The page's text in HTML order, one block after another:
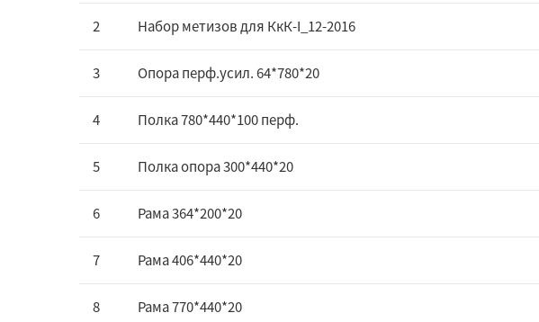
2 Набор метизов для КкК-I_12-2016
3 Опора перф.усил. 64*780*20
4 Полка 780*440*100 перф.
5 Полка опора 300*440*20
6 Рама 364*200*20
7 Рама 406*440*20
8 Рама 770*440*20